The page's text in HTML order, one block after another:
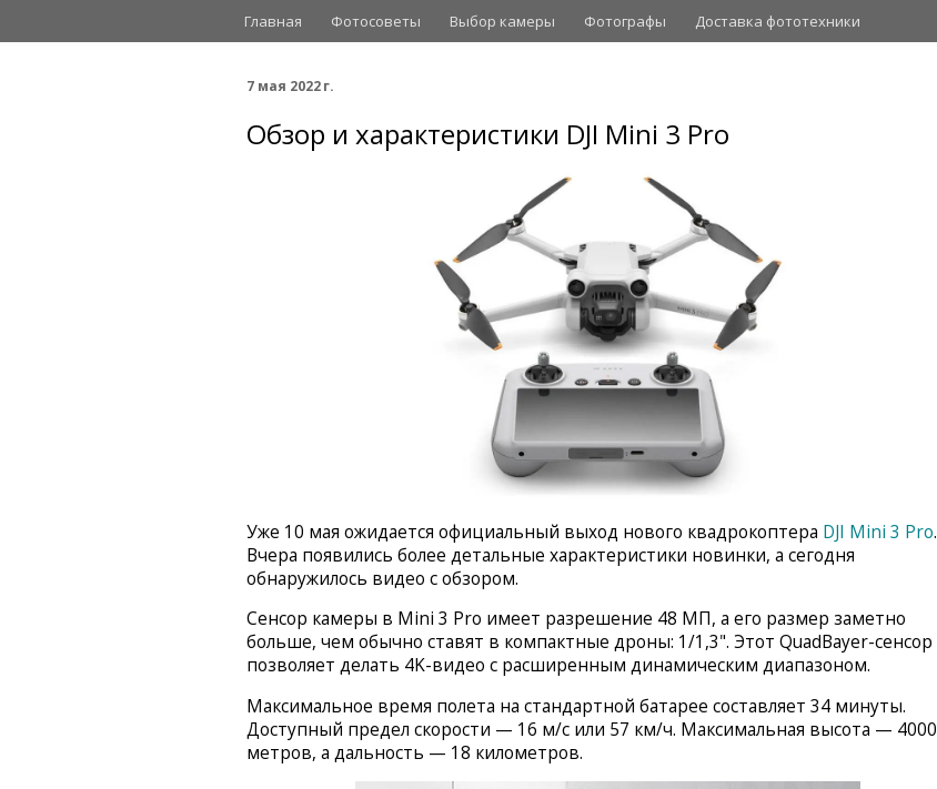
Главная Фотосоветы Выбор камеры Фотографы Доставка фототехники
7 мая 2022 г.
Обзор и характеристики DJI Mini 3 Pro
Уже 10 мая ожидается официальный выход нового квадрокоптера DJI Mini 3 Pro.
Вчера появились более детальные характеристики новинки, а сегодня
обнаружилось видео с обзором.
Сенсор камеры в Mini 3 Pro имеет разрешение 48 МП, а его размер заметно
больше, чем обычно ставят в компактные дроны: 1/1,3". Этот QuadBayer-сенсор
позволяет делать 4K-видео с расширенным динамическим диапазоном.
Максимальное время полета на стандартной батарее составляет 34 минуты.
Доступный предел скорости — 16 м/с или 57 км/ч. Максимальная высота — 4000
метров, а дальность — 18 километров.